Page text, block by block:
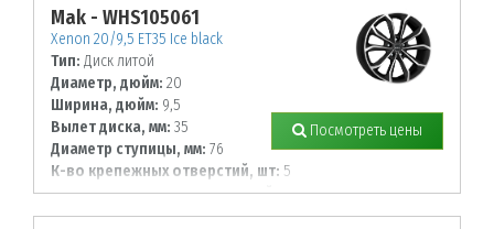
Mak - WHS105061
Xenon 20/9,5 ET35 Ice black
Тип: Диск литой
Диаметр, дюйм: 20
Ширина, дюйм: 9,5
Вылет диска, мм: 35
Диаметр ступицы, мм: 76
К-во крепежных отверстий, шт: 5
Диаметр располож. отверстий, мм:
120
Посмотреть цены